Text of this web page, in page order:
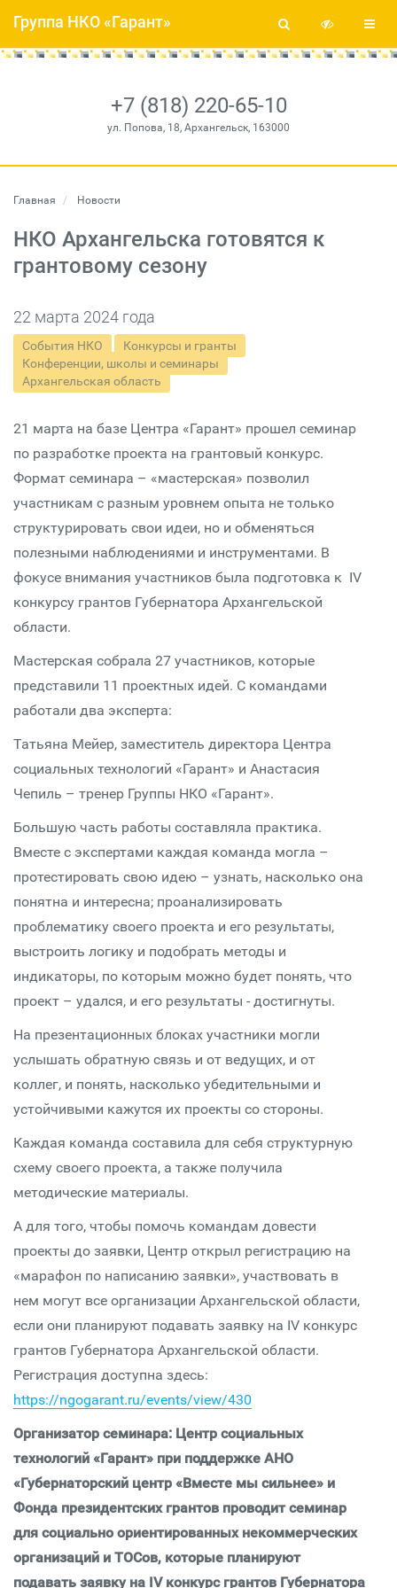
+7 (818) 220-65-10
ул. Попова, 18, Архангельск, 163000
Группа НКО «Гарант»
Главная Новости
НКО Архангельска готовятся к
грантовому сезону
22 марта 2024 года
События НКО
Конкурсы и гранты
Конференции, школы и семинары
Архангельская область
21 марта на базе Центра «Гарант» прошел семинар
по разработке проекта на грантовый конкурс.
Формат семинара – «мастерская» позволил
участникам с разным уровнем опыта не только
структурировать свои идеи, но и обменяться
полезными наблюдениями и инструментами. В
фокусе внимания участников была подготовка к IV
конкурсу грантов Губернатора Архангельской
области.
Мастерская собрала 27 участников, которые
представили 11 проектных идей. С командами
работали два эксперта:
Татьяна Мейер, заместитель директора Центра
социальных технологий «Гарант» и Анастасия
Чепиль – тренер Группы НКО «Гарант».
Большую часть работы составляла практика.
Вместе с экспертами каждая команда могла –
протестировать свою идею – узнать, насколько она
понятна и интересна; проанализировать
проблематику своего проекта и его результаты,
выстроить логику и подобрать методы и
индикаторы, по которым можно будет понять, что
проект – удался, и его результаты - достигнуты.
На презентационных блоках участники могли
услышать обратную связь и от ведущих, и от
коллег, и понять, насколько убедительными и
устойчивыми кажутся их проекты со стороны.
Каждая команда составила для себя структурную
схему своего проекта, а также получила
методические материалы.
А для того, чтобы помочь командам довести
проекты до заявки, Центр открыл регистрацию на
«марафон по написанию заявки», участвовать в
нем могут все организации Архангельской области,
если они планируют подавать заявку на IV конкурс
грантов Губернатора Архангельской области.
Регистрация доступна здесь:
https://ngogarant.ru/events/view/430
Организатор семинара: Центр социальных
технологий «Гарант» при поддержке АНО
«Губернаторский центр «Вместе мы сильнее» и
Фонда президентских грантов проводит семинар
для социально ориентированных некоммерческих
организаций и ТОСов, которые планируют
подавать заявку на IV конкурс грантов Губернатора